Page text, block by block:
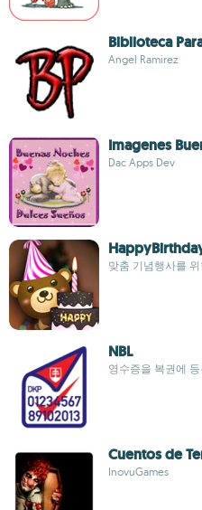
Biblioteca
Angel Ramirez
Imagenes
Dac Apps Dev
맞춤 기념행사를
NBL
영수증을 복권에
Cuentos de
InovuGames